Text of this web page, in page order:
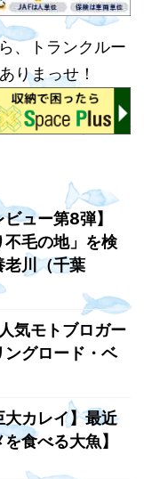
、トランクルー
りまっせ！
ュー第8弾】
不毛の地」を検
老川（千葉
気モトブロガー
ングロード・ベ
大カレイ】最近
食べる大魚】